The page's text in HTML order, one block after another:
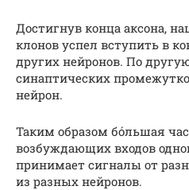
Достигнув конца аксона,
клонов успел вступить в
других нейронов. По
синаптических
нейрон.
Таким образом бóльшая
возбуждающих входов
принимает сигналы от
из разных нейронов.